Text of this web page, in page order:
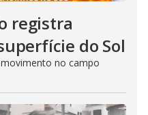
registra
do Sol
no campo